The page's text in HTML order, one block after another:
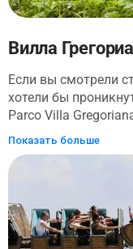
Вилла
Если вы смотрели
хотели бы
Parco Villa
Насладитесь
Рима. Пройдите по
уникальные леса,
загляните в
заказу папы
Показать больше